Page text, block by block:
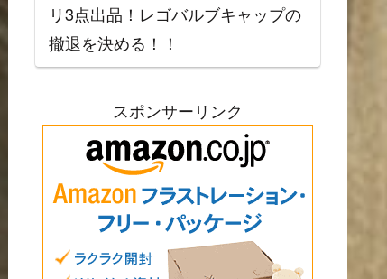
リ3点出品！レゴバルブキャップの
撤退を決める！！
スポンサーリンク